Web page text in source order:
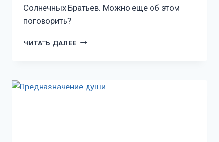
Солнечных Братьев. Можно еще об этом
поговорить?
ЧИТАТЬ ДАЛЕЕ